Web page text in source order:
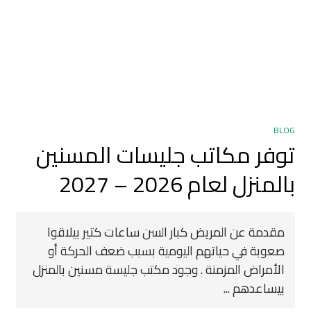
BLOG
توفر مكاتب جليسات المسنين
بالمنزل لعام 2026 – 2027
مقدمة عن المريض كبار السن ساعات كتير بيلاقوا
صعوبة في حياتهم اليومية بسبب ضعف الحركة أو
الأمراض المزمنة . وجود مكتب جليسة مسنين بالمنزل
بيساعدهم ...